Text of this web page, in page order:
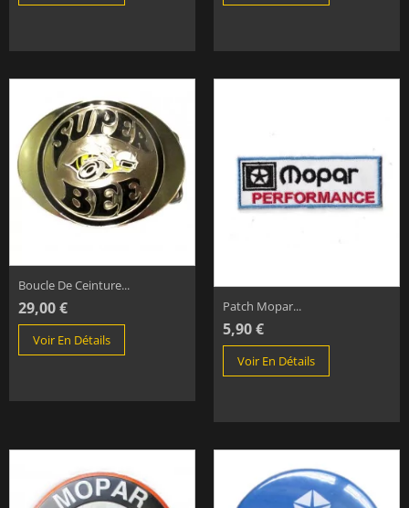
Boucle De Ceinture...
29,00 €
Voir En Détails
Patch Mopar...
5,90 €
Voir En Détails